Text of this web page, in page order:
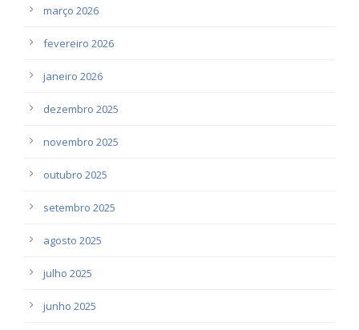
março 2026
fevereiro 2026
janeiro 2026
dezembro 2025
novembro 2025
outubro 2025
setembro 2025
agosto 2025
julho 2025
junho 2025